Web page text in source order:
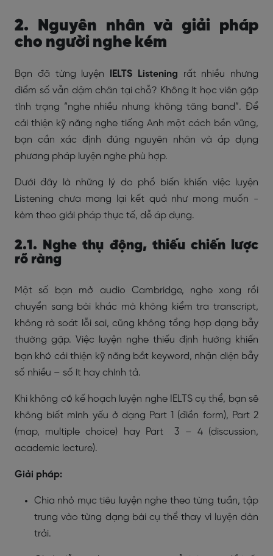
2. Nguyên nhân và giải pháp
cho người nghe kém
Bạn đã từng luyện IELTS Listening rất nhiều nhưng
điểm số vẫn dậm chân tại chỗ? Không ít học viên gặp
tình trạng “nghe nhiều nhưng không tăng band”. Để
cải thiện kỹ năng nghe tiếng Anh một cách bền vững,
bạn cần xác định đúng nguyên nhân và áp dụng
phương pháp luyện nghe phù hợp.
Dưới đây là những lý do phổ biến khiến việc luyện
Listening chưa mang lại kết quả như mong muốn -
kèm theo giải pháp thực tế, dễ áp dụng.
2.1. Nghe thụ động, thiếu chiến lược
rõ ràng
Một số bạn mở audio Cambridge, nghe xong rồi
chuyển sang bài khác mà không kiểm tra transcript,
không rà soát lỗi sai, cũng không tổng hợp dạng bẫy
thường gặp. Việc luyện nghe thiếu định hướng khiến
bạn khó cải thiện kỹ năng bắt keyword, nhận diện bẫy
số nhiều – số ít hay chính tả.
Khi không có kế hoạch luyện nghe IELTS cụ thể, bạn sẽ
không biết mình yếu ở dạng Part 1 (điền form), Part 2
(map, multiple choice) hay Part 3 – 4 (discussion,
academic lecture).
Giải pháp:
Chia nhỏ mục tiêu luyện nghe theo từng tuần, tập
trung vào từng dạng bài cụ thể thay vì luyện dàn
trải.